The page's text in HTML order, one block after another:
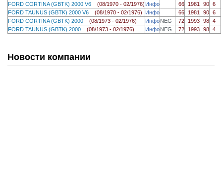
FORD CORTINA (GBTK) 2000 V6 (08/1970 - 02/1976) Инфо 66 1981 90 6
FORD TAUNUS (GBTK) 2000 V6 (08/1970 - 02/1976) Инфо 66 1981 90 6
FORD CORTINA (GBTK) 2000 (08/1973 - 02/1976) ИнфоNEG 72 1993 98 4
FORD TAUNUS (GBTK) 2000 (08/1973 - 02/1976) ИнфоNEG 72 1993 98 4
Новости компании